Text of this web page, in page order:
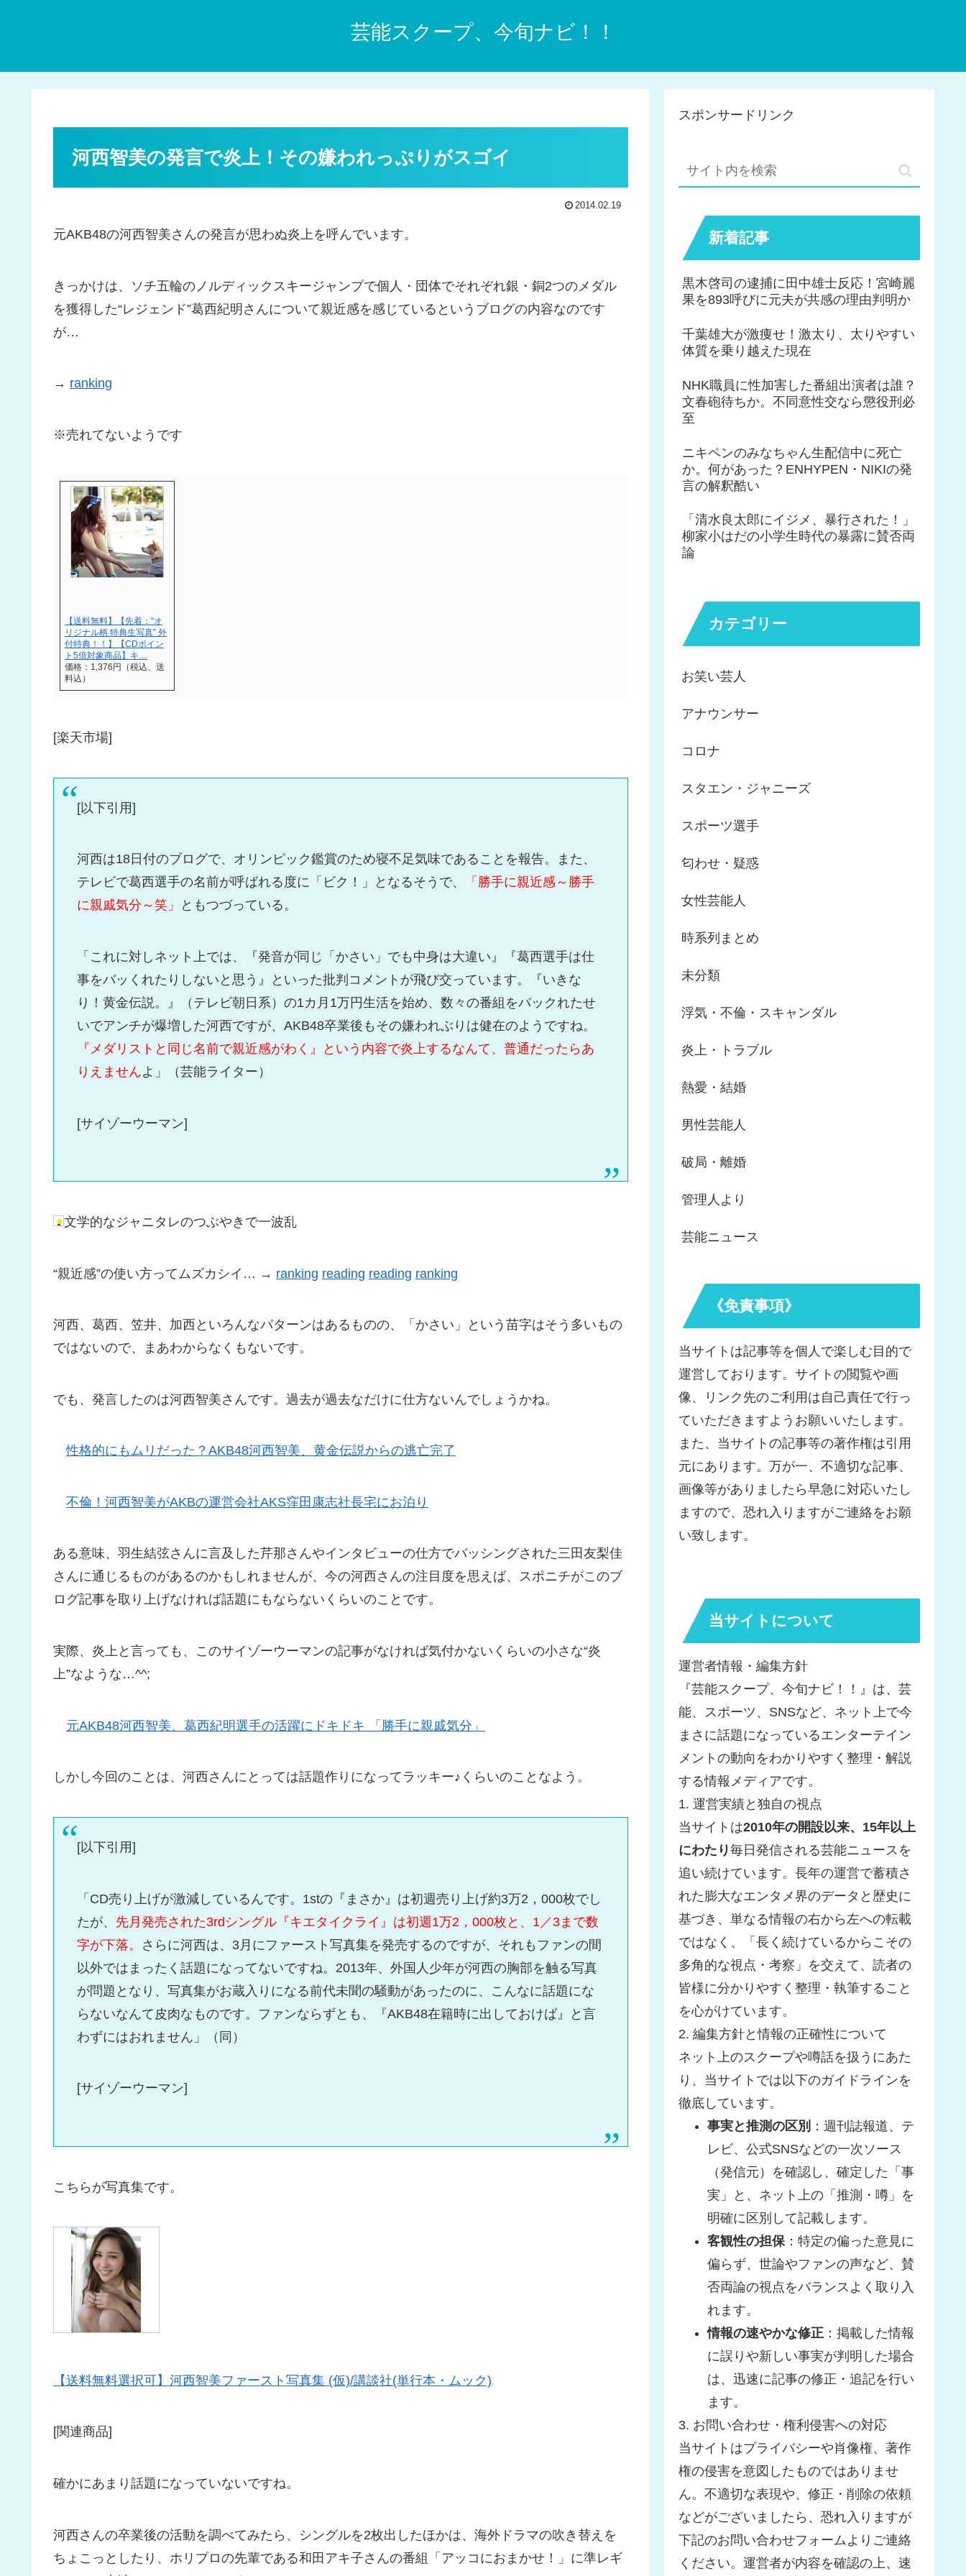
芸能スクープ、今旬ナビ！！
河西智美の発言で炎上！その嫌われっぷりがスゴイ
2014.02.19
元AKB48の河西智美さんの発言が思わぬ炎上を呼んでいます。
きっかけは、ソチ五輪のノルディックスキージャンプで個人・団体でそれぞれ銀・銅2つのメダル
を獲得した“レジェンド”葛西紀明さんについて親近感を感じているというブログの内容なのです
が…
→ ranking
※売れてないようです
【送料無料】【先着：“オ
リジナル柄 特典生写真” 外
付特典！！】【CDポイン
ト5倍対象商品】キ…
価格：1,376円（税込、送
料込）
[楽天市場]
[以下引用]
河西は18日付のブログで、オリンピック鑑賞のため寝不足気味であることを報告。また、
テレビで葛西選手の名前が呼ばれる度に「ビク！」となるそうで、
「勝手に親近感～勝手
に親戚気分～笑」
ともつづっている。
「これに対しネット上では、『発音が同じ「かさい」でも中身は大違い』『葛西選手は仕
事をバッくれたりしないと思う』といった批判コメントが飛び交っています。『いきな
り！黄金伝説。』（テレビ朝日系）の1カ月1万円生活を始め、数々の番組をバックれたせ
いでアンチが爆増した河西ですが、AKB48卒業後もその嫌われぶりは健在のようですね。
『メダリストと同じ名前で親近感がわく』という内容で炎上するなんて、普通だったらあ
りえませんよ」（芸能ライター）
[サイゾーウーマン]
文学的なジャニタレのつぶやきで一波乱
“親近感”の使い方ってムズカシイ… → ranking reading reading ranking
河西、葛西、笠井、加西といろんなパターンはあるものの、「かさい」という苗字はそう多いもの
ではないので、まあわからなくもないです。
でも、発言したのは河西智美さんです。過去が過去なだけに仕方ないんでしょうかね。
性格的にもムリだった？AKB48河西智美、黄金伝説からの逃亡完了
不倫！河西智美がAKBの運営会社AKS窪田康志社長宅にお泊り
ある意味、羽生結弦さんに言及した芹那さんやインタビューの仕方でバッシングされた三田友梨佳
さんに通じるものがあるのかもしれませんが、今の河西さんの注目度を思えば、スポニチがこのブ
ログ記事を取り上げなければ話題にもならないくらいのことです。
実際、炎上と言っても、このサイゾーウーマンの記事がなければ気付かないくらいの小さな“炎
上”なような…^^;
元AKB48河西智美、葛西紀明選手の活躍にドキドキ 「勝手に親戚気分」
しかし今回のことは、河西さんにとっては話題作りになってラッキー♪くらいのことなよう。
[以下引用]
「CD売り上げが激減しているんです。1stの『まさか』は初週売り上げ約3万2，000枚でし
たが、 先月発売された3rdシングル『キエタイクライ』は初週1万2，000枚と、1／3まで数
字が下落。 さらに河西は、3月にファースト写真集を発売するのですが、それもファンの間
以外ではまったく話題になってないですね。2013年、外国人少年が河西の胸部を触る写真
が問題となり、写真集がお蔵入りになる前代未聞の騒動があったのに、こんなに話題にな
らないなんて皮肉なものです。ファンならずとも、『AKB48在籍時に出しておけば』と言
わずにはおれません」（同）
[サイゾーウーマン]
こちらが写真集です。
【送料無料選択可】河西智美ファースト写真集 (仮)/講談社(単行本・ムック)
[関連商品]
確かにあまり話題になっていないですね。
河西さんの卒業後の活動を調べてみたら、シングルを2枚出したほかは、海外ドラマの吹き替えを
ちょこっとしたり、ホリプロの先輩である和田アキ子さんの番組「アッコにおまかせ！」に準レギ
スポンサードリンク
新着記事
黒木啓司の逮捕に田中雄士反応！宮崎麗
果を893呼びに元夫が共感の理由判明か
千葉雄大が激痩せ！激太り、太りやすい
体質を乗り越えた現在
NHK職員に性加害した番組出演者は誰？
文春砲待ちか。不同意性交なら懲役刑必
至
ニキペンのみなちゃん生配信中に死亡
か。何があった？ENHYPEN・NIKIの発
言の解釈酷い
「清水良太郎にイジメ、暴行された！」
柳家小はだの小学生時代の暴露に賛否両
論
カテゴリー
お笑い芸人
アナウンサー
コロナ
スタエン・ジャニーズ
スポーツ選手
匂わせ・疑惑
女性芸能人
時系列まとめ
未分類
浮気・不倫・スキャンダル
炎上・トラブル
熱愛・結婚
男性芸能人
破局・離婚
管理人より
芸能ニュース
《免責事項》
当サイトは記事等を個人で楽しむ目的で
運営しております。サイトの閲覧や画
像、リンク先のご利用は自己責任で行っ
ていただきますようお願いいたします。
また、当サイトの記事等の著作権は引用
元にあります。万が一、不適切な記事、
画像等がありましたら早急に対応いたし
ますので、恐れ入りますがご連絡をお願
い致します。
当サイトについて
運営者情報・編集方針
『芸能スクープ、今旬ナビ！！』は、芸
能、スポーツ、SNSなど、ネット上で今
まさに話題になっているエンターテイン
メントの動向をわかりやすく整理・解説
する情報メディアです。
1. 運営実績と独自の視点
当サイトは2010年の開設以来、15年以上
にわたり毎日発信される芸能ニュースを
追い続けています。長年の運営で蓄積さ
れた膨大なエンタメ界のデータと歴史に
基づき、単なる情報の右から左への転載
ではなく、「長く続けているからこその
多角的な視点・考察」を交えて、読者の
皆様に分かりやすく整理・執筆すること
を心がけています。
2. 編集方針と情報の正確性について
ネット上のスクープや噂話を扱うにあた
り、当サイトでは以下のガイドラインを
徹底しています。
事実と推測の区別 ：週刊誌報道、テ
レビ、公式SNSなどの一次ソース
（発信元）を確認し、確定した「事
実」と、ネット上の「推測・噂」を
明確に区別して記載します。
客観性の担保 ：特定の偏った意見に
偏らず、世論やファンの声など、賛
否両論の視点をバランスよく取り入
れます。
情報の速やかな修正 ：掲載した情報
に誤りや新しい事実が判明した場合
は、迅速に記事の修正・追記を行い
ます。
3. お問い合わせ・権利侵害への対応
当サイトはプライバシーや肖像権、著作
権の侵害を意図したものではありませ
ん。不適切な表現や、修正・削除の依頼
などがございましたら、恐れ入りますが
下記のお問い合わせフォームよりご連絡
ください。運営者が内容を確認の上、速